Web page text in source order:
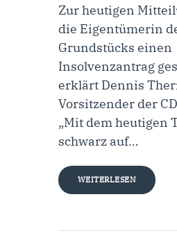
Zur heutigen
die Eigentümerin
Grundstücks einen
Insolvenzantrag
erklärt Dennis
Vorsitzender der
„Mit dem heutigen
schwarz auf…
WEITERLESEN